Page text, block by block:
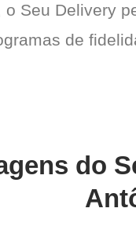
Seu Delivery
de
do